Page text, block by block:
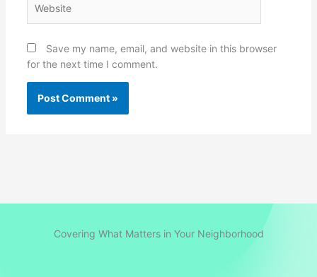
Save my name, email, and website in this browser
for the next time I comment.
Covering What Matters in Your Neighborhood